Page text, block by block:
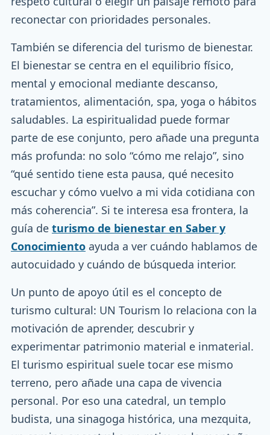
reconectar con prioridades personales.
También se diferencia del turismo de bienestar.
El bienestar se centra en el equilibrio físico,
mental y emocional mediante descanso,
tratamientos, alimentación, spa, yoga o hábitos
saludables. La espiritualidad puede formar
parte de ese conjunto, pero añade una pregunta
más profunda: no solo “cómo me relajo”, sino
“qué sentido tiene esta pausa, qué necesito
escuchar y cómo vuelvo a mi vida cotidiana con
más coherencia”. Si te interesa esa frontera, la
guía de turismo de bienestar en Saber y
Conocimiento ayuda a ver cuándo hablamos de
autocuidado y cuándo de búsqueda interior.
Un punto de apoyo útil es el concepto de
turismo cultural: UN Tourism lo relaciona con la
motivación de aprender, descubrir y
experimentar patrimonio material e inmaterial.
El turismo espiritual suele tocar ese mismo
terreno, pero añade una capa de vivencia
personal. Por eso una catedral, un templo
budista, una sinagoga histórica, una mezquita,